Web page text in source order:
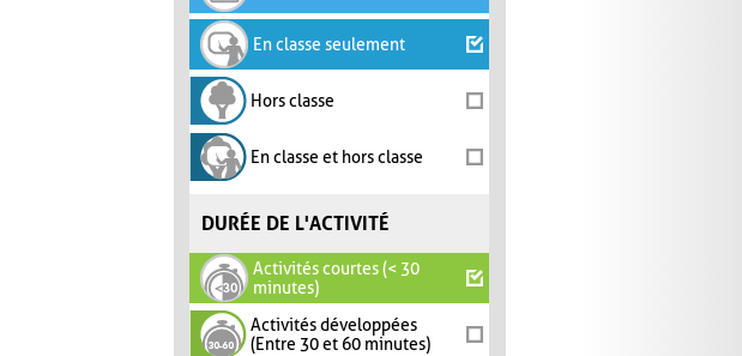
En classe seulement
Hors classe
En classe et hors classe
DURÉE DE L'ACTIVITÉ
Activités courtes (< 30
minutes)
Activités développées
(Entre 30 et 60 minutes)